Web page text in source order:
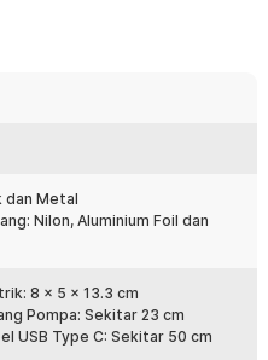
membantu menjaga tekanan
proses pengisian
presisi untuk mobil, motor,
aluminium foil, dan karet
lebih awet. Sistem
air duct membantu
dan Metal
Nilon, Aluminium Foil dan
8 x 5 x 13.3 cm
Pompa: Sekitar 23 cm
USB Type C: Sekitar 50 cm